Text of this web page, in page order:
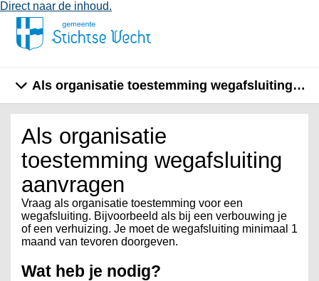
Direct naar de inhoud.
Als organisatie
toestemming wegafsluiting
aanvragen
Vraag als organisatie toestemming voor een
wegafsluiting. Bijvoorbeeld als bij een verbouwing je
of een verhuizing. Je moet de wegafsluiting minimaal 1
maand van tevoren doorgeven.
Wat heb je nodig?
Als organisatie toestemming wegafsluiting